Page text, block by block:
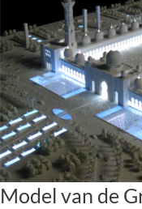
Model van de